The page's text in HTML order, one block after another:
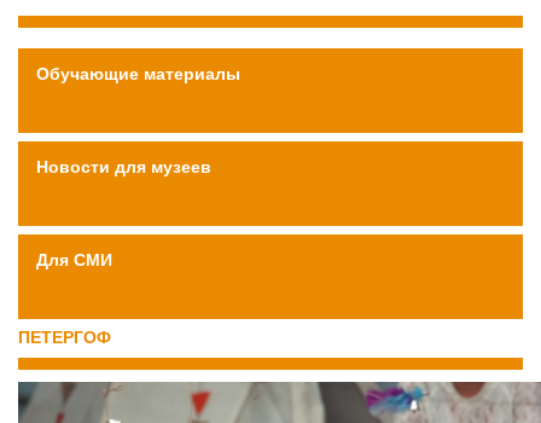
Обучающие материалы
Новости для музеев
Для СМИ
ПЕТЕРГОФ